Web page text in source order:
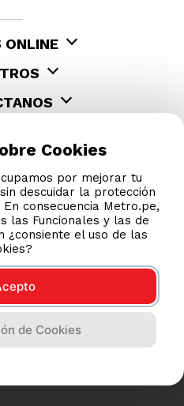
ONLINE
transacciones
Cookies
por mejorar tu
descuidar la protección
consecuencia Metro.pe,
las Funcionales y las de
¿consiente el uso de las
de Cookies